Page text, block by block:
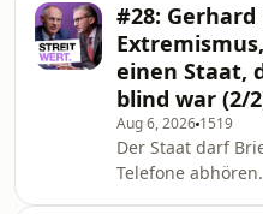
#28:
einen Staat,
blind war (2/
Aug 6, 2026 1519
Der Staat darf
Telefone